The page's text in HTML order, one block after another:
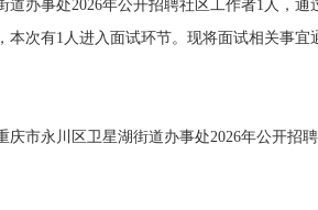
道办事处2026年公开招聘社区工作者1人，
本次有1人进入面试环节。现将面试相关事宜
庆市永川区卫星湖街道办事处2026年公开招